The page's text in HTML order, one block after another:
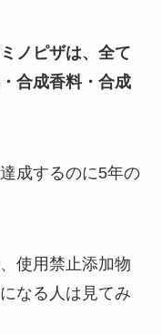
ノピザは、全て
合成香料・合成
成するのに5年の
使用禁止添加物
なる人は見てみ